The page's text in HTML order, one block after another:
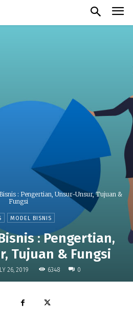
: Pengertian, Unsur-Unsur, Tujuan &
Fungsi
MODEL BISNIS
: Pengertian,
Tujuan & Fungsi
26, 2019 6348 0